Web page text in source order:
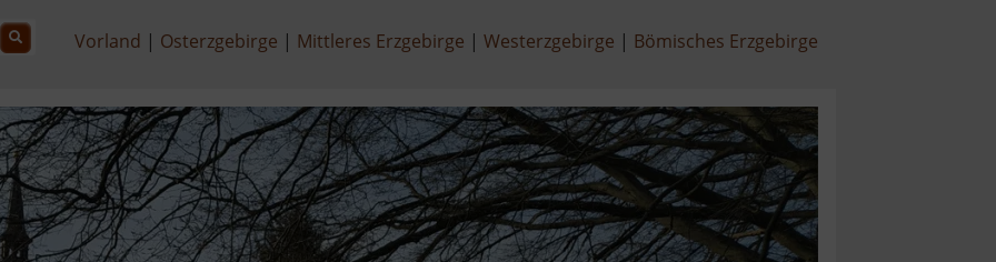
Vorland Osterzgebirge Mittleres Erzgebirge Westerzgebirge Bömisches Erzgebirge